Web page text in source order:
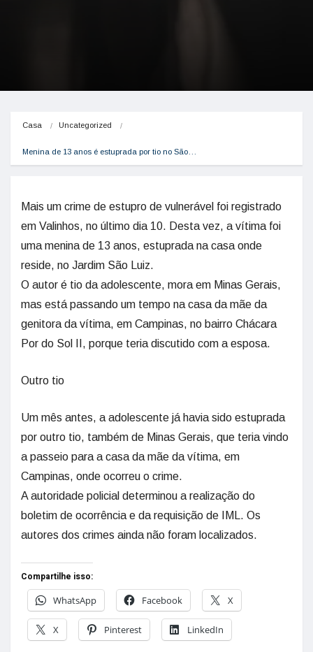
Casa Uncategorized
Menina de 13 anos é estuprada por tio no São…
Mais um crime de estupro de vulnerável foi registrado
em Valinhos, no último dia 10. Desta vez, a vítima foi
uma menina de 13 anos, estuprada na casa onde
reside, no Jardim São Luiz.
O autor é tio da adolescente, mora em Minas Gerais,
mas está passando um tempo na casa da mãe da
genitora da vítima, em Campinas, no bairro Chácara
Por do Sol II, porque teria discutido com a esposa.
Outro tio
Um mês antes, a adolescente já havia sido estuprada
por outro tio, também de Minas Gerais, que teria vindo
a passeio para a casa da mãe da vítima, em
Campinas, onde ocorreu o crime.
A autoridade policial determinou a realização do
boletim de ocorrência e da requisição de IML. Os
autores dos crimes ainda não foram localizados.
Compartilhe isso:
WhatsApp
Facebook X
X Pinterest LinkedIn